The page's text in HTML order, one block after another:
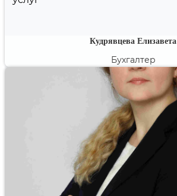
Кудрявцева Елизавета
Бухгалтер